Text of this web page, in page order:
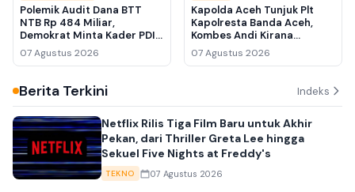
Polemik Audit Dana BTT
NTB Rp 484 Miliar,
Demokrat Minta Kader PDIP
Belajar Tata Kelola
Pemerintahan
07 Agustus 2026
Kapolda Aceh Tunjuk Plt
Kapolresta Banda Aceh,
Kombes Andi Kirana
Diperiksa Propam Mabes
Polri
07 Agustus 2026
Berita Terkini Indeks
Netflix Rilis Tiga Film Baru untuk Akhir
Pekan, dari Thriller Greta Lee hingga
Sekuel Five Nights at Freddy's
TEKNO 07 Agustus 2026